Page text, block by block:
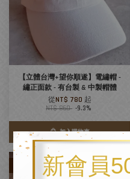
新會員
【立體台灣+望你順遂】電繡帽 -
繡正面款 - 有台製 & 中製帽體
從NT$ 780 起
NT$ 860 -9.3%
加入購物車